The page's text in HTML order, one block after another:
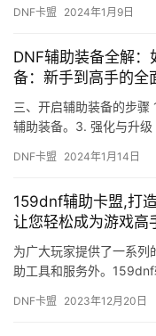
DNF卡盟 2024年1月9日
DNF辅助装备全解
备：新手到高手的全
三、开启辅助装备的步骤
辅助装备。3. 强化与升
DNF卡盟 2024年1月14日
159dnf辅助卡盟,打
让您轻松成为游戏高
为广大玩家提供了一系列
助工具和服务外。
DNF卡盟 2023年12月20日